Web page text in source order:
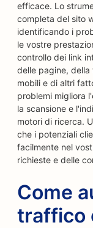
efficace. Lo
completa del sito
identificando i
le vostre
controllo dei link
delle pagine,
mobili e di altri
problemi migliora
la scansione e
motori di ricerca.
che i potenziali
facilmente nel
richieste e delle
Come
traffico